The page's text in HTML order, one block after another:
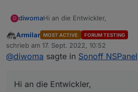
D diwomaHi an die Entwickler,
Danke für Eure Arbeit, es ist
möchte ich ein paar
Ich hoffe, meine Vorstellung
Wäre es nicht möglich, den
Diese Klasse wird dann in
Offline
Armilar MOST ACTIVE FORUM TESTING
schrieb am 17. Sept. 2022, 10:52
zuletzt editiert von
@diwoma sagte in Sonoff NSPanel
Hi an die Entwickler,